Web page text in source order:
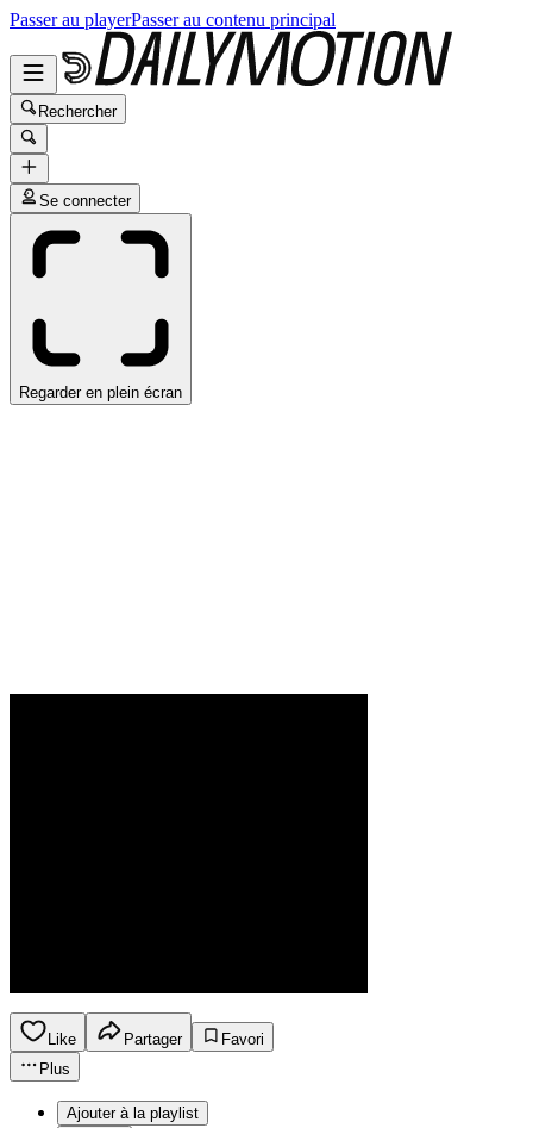
Passer au playerPasser au contenu principal
Rechercher
Se connecter
Regarder en plein écran
Like Partager
Favori
Plus
Ajouter à la playlist